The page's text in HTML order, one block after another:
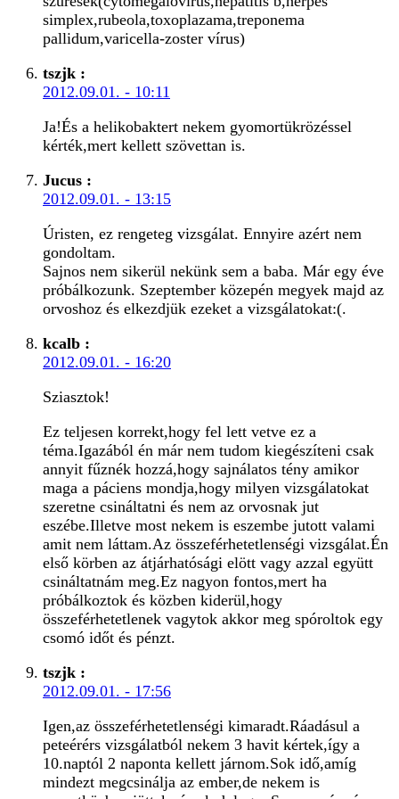
simplex,rubeola,toxoplazama,treponema
pallidum,varicella-zoster vírus)
tszjk :
2012.09.01. - 10:11
Ja!És a helikobaktert nekem gyomortükrözéssel
kérték,mert kellett szövettan is.
Jucus :
2012.09.01. - 13:15
Úristen, ez rengeteg vizsgálat. Ennyire azért nem
gondoltam.
Sajnos nem sikerül nekünk sem a baba. Már egy éve
próbálkozunk. Szeptember közepén megyek majd az
orvoshoz és elkezdjük ezeket a vizsgálatokat:(.
kcalb :
2012.09.01. - 16:20
Sziasztok!
Ez teljesen korrekt,hogy fel lett vetve ez a
téma.Igazából én már nem tudom kiegészíteni csak
annyit fűznék hozzá,hogy sajnálatos tény amikor
maga a páciens mondja,hogy milyen vizsgálatokat
szeretne csináltatni és nem az orvosnak jut
eszébe.Illetve most nekem is eszembe jutott valami
amit nem láttam.Az összeférhetetlenségi vizsgálat.Én
első körben az átjárhatósági elött vagy azzal együtt
csináltatnám meg.Ez nagyon fontos,mert ha
próbálkoztok és közben kiderül,hogy
összeférhetetlenek vagytok akkor meg spóroltok egy
csomó időt és pénzt.
tszjk :
2012.09.01. - 17:56
Igen,az összeférhetetlenségi kimaradt.Ráadásul a
peteérérs vizsgálatból nekem 3 havit kértek,így a
10.naptól 2 naponta kellett járnom.Sok idő,amíg
mindezt megcsinálja az ember,de nekem is